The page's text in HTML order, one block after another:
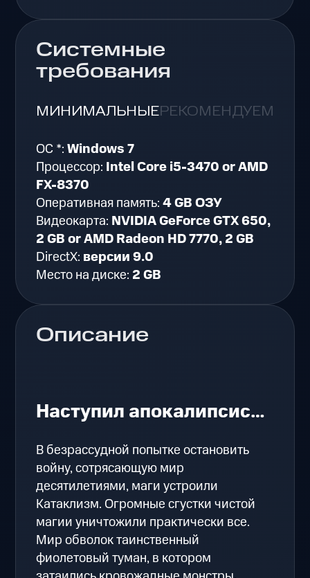
Описание
Наступил апокалипсис…
В безрассудной попытке остановить
войну, сотрясающую мир
десятилетиями, маги устроили
Катаклизм. Огромные сгустки чистой
магии уничтожили практически все.
Мир обволок таинственный
фиолетовый туман, в котором
Системные
требования
МИНИМАЛЬНЫЕРЕКОМЕНДУЕМЫЕ
ОС *:Windows 7
Процессор: Intel Core i5-3470 or AMD
FX-8370
Оперативная память:4 GB ОЗУ
Видеокарта: NVIDIA GeForce GTX 650,
2 GB or AMD Radeon HD 7770, 2 GB
DirectX: версии 9.0
Место на диске: 2 GB